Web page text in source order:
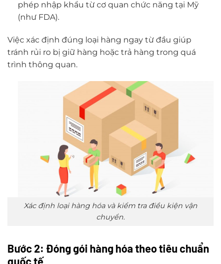
phép nhập khẩu từ cơ quan chức năng tại Mỹ
(như FDA).
Việc xác định đúng loại hàng ngay từ đầu giúp
tránh rủi ro bị giữ hàng hoặc trả hàng trong quá
trình thông quan.
Xác định loại hàng hóa và kiểm tra điều kiện vận
chuyển.
Bước 2: Đóng gói hàng hóa theo tiêu chuẩn
quốc tế